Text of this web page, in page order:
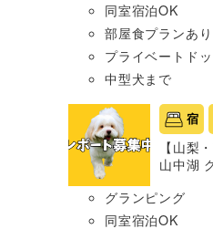
同室宿泊OK
部屋食プランあり
プライベートド
中型犬まで
宿
【山梨
山中湖
グランピング
同室宿泊OK